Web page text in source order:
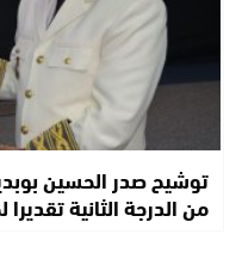
توشيح صدر الحسين
من الدرجة الثانية